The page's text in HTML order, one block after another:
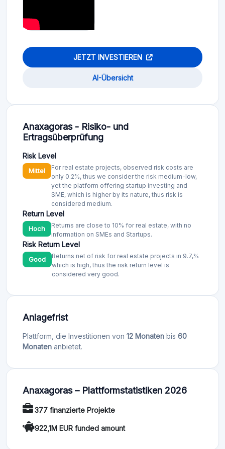
JETZT INVESTIEREN
AI-Übersicht
Anaxagoras - Risiko- und
Ertragsüberprüfung
Risk Level
Mittel
For real estate projects, observed risk costs are
only 0.2%, thus we consider the risk medium-low,
yet the platform offering startup investing and
SME, which is higher by its nature, thus risk is
considered medium.
Return Level
Hoch
Returns are close to 10% for real estate, with no
information on SMEs and Startups.
Risk Return Level
Good
Returns net of risk for real estate projects in 9.7,%
which is high, thus the risk return level is
considered very good.
Anlagefrist
Plattform, die Investitionen von 12 Monaten bis 60
Monaten anbietet.
Anaxagoras – Plattformstatistiken 2026
377 finanzierte Projekte
922,1M EUR funded amount